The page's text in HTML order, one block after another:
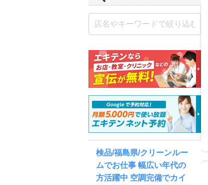
検品/福島県/クリーンルー
ムでお仕事 幅広い年代の
方活躍中 空調完備でカイ